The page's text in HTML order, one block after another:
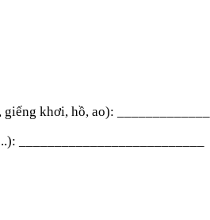
khơi, hồ, ao):
__________________________